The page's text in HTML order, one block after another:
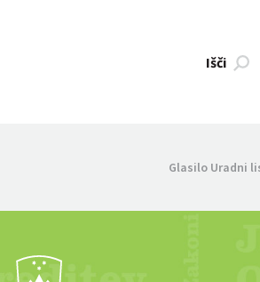
Išči
Glasilo Uradni